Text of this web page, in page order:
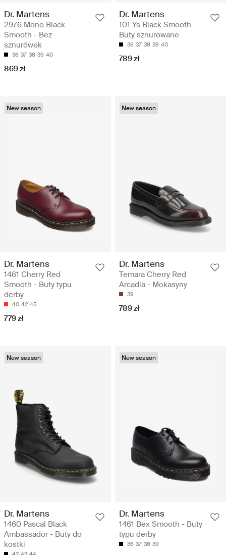
Dr. Martens
2976 Mono Black
Smooth - Bez
sznurówek
36 37 38 39 40
869 zł
Dr. Martens
101 Ys Black Smooth -
Buty sznurowane
36 37 38 39 40
789 zł
New season
Dr. Martens
1461 Cherry Red
Smooth - Buty typu
derby
40 42 45
779 zł
New season
Dr. Martens
Temara Cherry Red
Arcadia - Mokasyny
39
789 zł
New season
Dr. Martens
1460 Pascal Black
Ambassador - Buty do
kostki
New season
Dr. Martens
1461 Bex Smooth - Buty
typu derby
36 37 38 39